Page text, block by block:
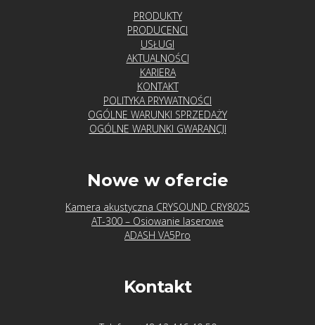
PRODUKTY
PRODUCENCI
USŁUGI
AKTUALNOŚCI
KARIERA
KONTAKT
POLITYKA PRYWATNOŚCI
OGÓLNE WARUNKI SPRZEDAŻY
OGÓLNE WARUNKI GWARANCJI
Nowe w ofercie
Kamera akustyczna CRYSOUND CRY8025
AT-300 – Osiowanie laserowe
ADASH VA5Pro
Kontakt